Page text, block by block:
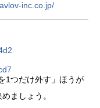
inc.co.jp/
1つだけ外す」ほうが
ましょう。